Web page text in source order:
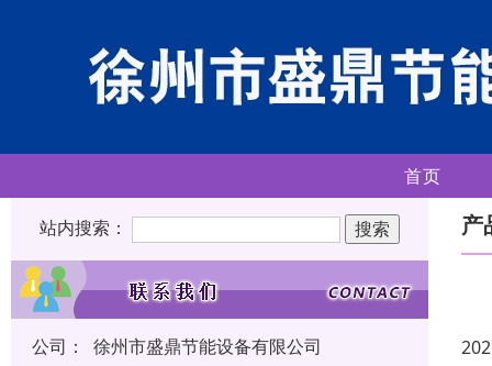
首页
站内搜索：
公司：
徐州市盛鼎节能设备有限公司
产